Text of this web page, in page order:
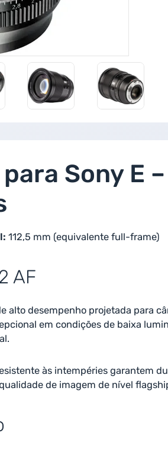
Sony E
112,5 mm (equivalente full-frame)
AF
alto desempenho projetada para
em condições de baixa
às intempéries garantem
de imagem de nível